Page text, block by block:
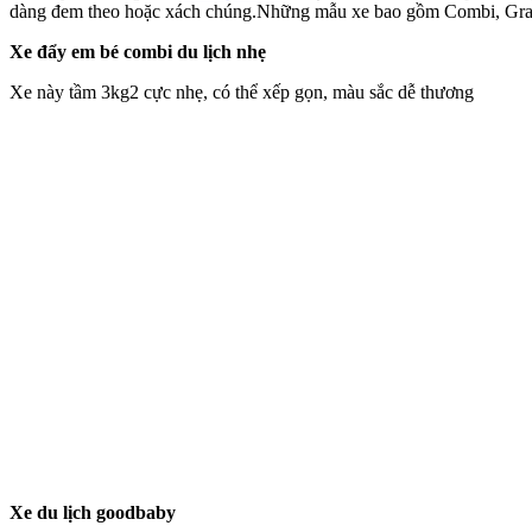
dàng đem theo hoặc xách chúng.Những mẫu xe bao gồm Combi,
Xe đẩy em bé combi du lịch nhẹ
Xe này tầm 3kg2 cực nhẹ, có thể xếp gọn, màu sắc dễ thương
Xe du lịch goodbaby